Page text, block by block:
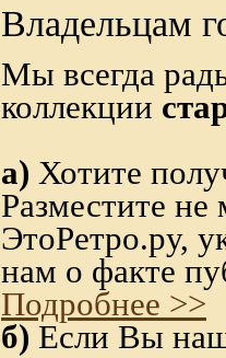
Владельцам
Мы всегда
коллекции
а) Хотите
Разместите
ЭтоРетро.ру,
нам о факте
Подробнее >>
б) Если Вы